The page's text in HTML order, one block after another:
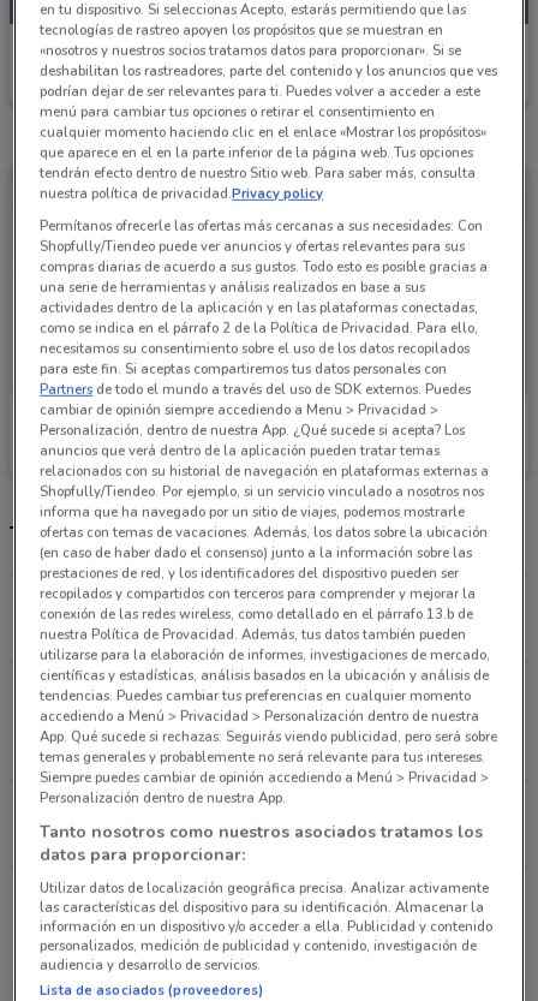
Afirme
Caduca el 30/10
Afirme
Caduca el 30/10 3 km
Afirme
Caduca el 31/12
Tiendas Afirme más cercanas
Prolongacion Industrial 31 Ciudad López Mateos
3 km
CERRADO
Avenida Manuel E. Izaguirre 4-A Naucalpan
(méxico)
3.6 km
CERRADO
Avenida Sor Juana Ines de La Cruz 15 Tlalnepantla
5.1 km
CERRADO
Avenida Jose Lopez Portillo 402 Ecatepec De
Morelos
20.5 km
CERRADO
en tu dispositivo. Si seleccionas Acepto, estarás permitiendo que las
tecnologías de rastreo apoyen los propósitos que se muestran en
«nosotros y nuestros socios tratamos datos para proporcionar». Si se
deshabilitan los rastreadores, parte del contenido y los anuncios que ves
podrían dejar de ser relevantes para ti. Puedes volver a acceder a este
menú para cambiar tus opciones o retirar el consentimiento en
cualquier momento haciendo clic en el enlace «Mostrar los propósitos»
que aparece en el en la parte inferior de la página web. Tus opciones
tendrán efecto dentro de nuestro Sitio web. Para saber más, consulta
nuestra política de privacidad.Privacy policy
Permítanos ofrecerle las ofertas más cercanas a sus necesidades: Con
Shopfully/Tiendeo puede ver anuncios y ofertas relevantes para sus
compras diarias de acuerdo a sus gustos. Todo esto es posible gracias a
una serie de herramientas y análisis realizados en base a sus
actividades dentro de la aplicación y en las plataformas conectadas,
como se indica en el párrafo 2 de la Política de Privacidad. Para ello,
necesitamos su consentimiento sobre el uso de los datos recopilados
para este fin. Si aceptas compartiremos tus datos personales con
Partners de todo el mundo a través del uso de SDK externos. Puedes
cambiar de opinión siempre accediendo a Menu > Privacidad >
Personalización, dentro de nuestra App. ¿Qué sucede si acepta? Los
anuncios que verá dentro de la aplicación pueden tratar temas
relacionados con su historial de navegación en plataformas externas a
Shopfully/Tiendeo. Por ejemplo, si un servicio vinculado a nosotros nos
informa que ha navegado por un sitio de viajes, podemos mostrarle
ofertas con temas de vacaciones. Además, los datos sobre la ubicación
(en caso de haber dado el consenso) junto a la información sobre las
prestaciones de red, y los identificadores del dispositivo pueden ser
recopilados y compartidos con terceros para comprender y mejorar la
conexión de las redes wireless, como detallado en el párrafo 13.b de
nuestra Política de Provacidad. Además, tus datos también pueden
utilizarse para la elaboración de informes, investigaciones de mercado,
científicas y estadísticas, análisis basados en la ubicación y análisis de
tendencias. Puedes cambiar tus preferencias en cualquier momento
accediendo a Menú > Privacidad > Personalización dentro de nuestra
App. Qué sucede si rechazas: Seguirás viendo publicidad, pero será sobre
temas generales y probablemente no será relevante para tus intereses.
Siempre puedes cambiar de opinión accediendo a Menú > Privacidad >
Personalización dentro de nuestra App.
Tanto nosotros como nuestros asociados tratamos los
datos para proporcionar:
Utilizar datos de localización geográfica precisa. Analizar activamente
las características del dispositivo para su identificación. Almacenar la
información en un dispositivo y/o acceder a ella. Publicidad y contenido
personalizados, medición de publicidad y contenido, investigación de
audiencia y desarrollo de servicios.
Lista de asociados (proveedores)